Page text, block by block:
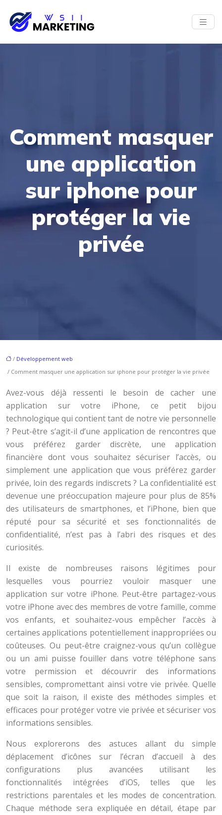
Comment masquer
une application
sur iphone pour
protéger la vie
privée
/ Développement web
/ Comment masquer une application sur iphone pour protéger la vie privée
Avez-vous déjà ressenti le besoin de cacher une
application sur votre iPhone, ce petit bijou
technologique qui contient tant de notre vie personnelle
? Peut-être s’agit-il d’une application de rencontres que
vous préférez garder discrète, une application
financière dont vous souhaitez sécuriser l’accès, ou
simplement une application que vous préférez garder
privée, loin des regards indiscrets ? La confidentialité est
devenue une préoccupation majeure pour plus de 85%
des utilisateurs de smartphones, et l’iPhone, bien que
réputé pour sa sécurité et ses fonctionnalités de
confidentialité, n’est pas à l’abri des risques et des
curiosités.
Il existe de nombreuses raisons légitimes pour
lesquelles vous pourriez vouloir masquer une
application sur votre iPhone. Peut-être partagez-vous
votre iPhone avec des membres de votre famille, comme
vos enfants, et souhaitez-vous empêcher l’accès à
certaines applications potentiellement inappropriées ou
coûteuses. Ou peut-être craignez-vous qu’un collègue
ou un ami puisse fouiller dans votre téléphone sans
votre permission et découvrir des informations
sensibles, compromettant ainsi votre vie privée. Quelle
que soit la raison, il existe des méthodes simples et
efficaces pour protéger votre vie privée et sécuriser vos
informations sensibles.
Nous explorerons des astuces allant du simple
déplacement d’icônes sur l’écran d’accueil à des
configurations plus avancées utilisant les
fonctionnalités intégrées d’iOS, telles que les
restrictions parentales et les modes de concentration.
Chaque méthode sera expliquée en détail, étape par